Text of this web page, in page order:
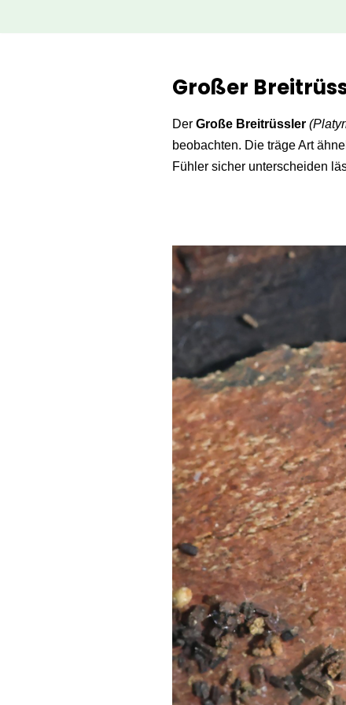
Großer
Der Große Breitrüssler
beobachten. Die träge Art
Fühler sicher unterscheiden